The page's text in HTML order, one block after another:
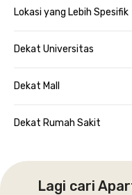
Lokasi yang Lebih Spesifik
Dekat Universitas
Dekat Mall
Dekat Rumah Sakit
Lagi cari